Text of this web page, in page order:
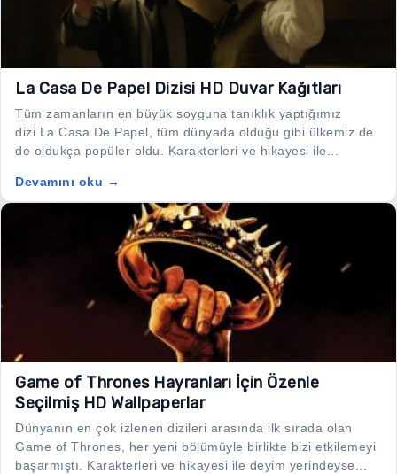
La Casa De Papel Dizisi HD Duvar Kağıtları
Tüm zamanların en büyük soyguna tanıklık yaptığımız
dizi La Casa De Papel, tüm dünyada olduğu gibi ülkemiz de
de oldukça popüler oldu. Karakterleri ve hikayesi ile...
Devamını oku →
Game of Thrones Hayranları İçin Özenle
Seçilmiş HD Wallpaperlar
Dünyanın en çok izlenen dizileri arasında ilk sırada olan
Game of Thrones, her yeni bölümüyle birlikte bizi etkilemeyi
başarmıştı. Karakterleri ve hikayesi ile deyim yerindeyse...